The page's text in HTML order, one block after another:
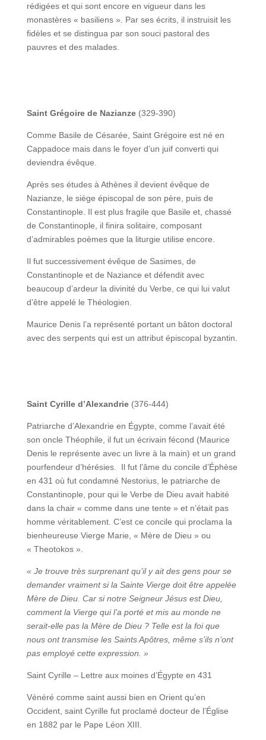
rédigées et qui sont encore en vigueur dans les
monastères « basiliens ». Par ses écrits, il instruisit les
fidèles et se distingua par son souci pastoral des
pauvres et des malades.
Saint Grégoire de Nazianze(329-390)
Comme Basile de Césarée, Saint Grégoire est né en
Cappadoce mais dans le foyer d’un juif converti qui
deviendra évêque.
Après ses études à Athènes il devient évêque de
Nazianze, le siège épiscopal de son père, puis de
Constantinople. Il est plus fragile que Basile et, chassé
de Constantinople, il finira solitaire, composant
d’admirables poèmes que la liturgie utilise encore.
Il fut successivement évêque de Sasimes, de
Constantinople et de Naziance et défendit avec
beaucoup d’ardeur la divinité du Verbe, ce qui lui valut
d’être appelé le Théologien.
Maurice Denis l’a représenté portant un bâton doctoral
avec des serpents qui est un attribut épiscopal byzantin.
Saint Cyrille d’Alexandrie(376-444)
Patriarche d’Alexandrie en Égypte, comme l’avait été
son oncle Théophile, il fut un écrivain fécond (Maurice
Denis le représente avec un livre à la main) et un grand
pourfendeur d’hérésies. Il fut l’âme du concile d’Éphèse
en 431 où fut condamné Nestorius, le patriarche de
Constantinople, pour qui le Verbe de Dieu avait habité
dans la chair « comme dans une tente » et n’était pas
homme véritablement. C’est ce concile qui proclama la
bienheureuse Vierge Marie, « Mère de Dieu » ou
« Theotokos ».
« Je trouve très surprenant qu’il y ait des gens pour se
demander vraiment si la Sainte Vierge doit être appelée
Mère de Dieu. Car si notre Seigneur Jésus est Dieu,
comment la Vierge qui l’a porté et mis au monde ne
serait-elle pas la Mère de Dieu ? Telle est la foi que
nous ont transmise les Saints Apôtres, même s’ils n’ont
pas employé cette expression. »
Saint Cyrille – Lettre aux moines d’Égypte en 431
Vénéré comme saint aussi bien en Orient qu’en
Occident, saint Cyrille fut proclamé docteur de l’Église
en 1882 par le Pape Léon XIII.